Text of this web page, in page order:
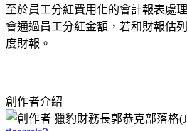
至於員工分紅費用化的會計報表處
會通過員工分紅金額，若和財報估
度財報。
創作者介紹